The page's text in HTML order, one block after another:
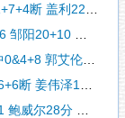
山东送上海6连败
青岛险胜福建
7分 北京大胜广州
广厦力克吉林
3双 快船胜掘金